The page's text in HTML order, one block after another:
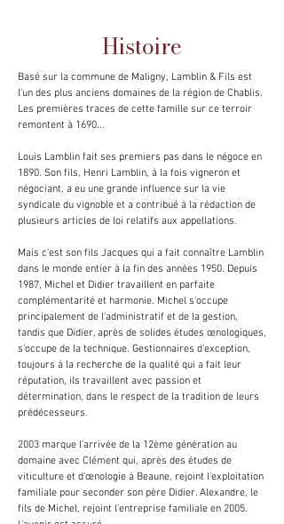
Histoire
Basé sur la commune de Maligny, Lamblin & Fils est
l'un des plus anciens domaines de la région de Chablis.
Les premières traces de cette famille sur ce terroir
remontent à 1690...
Louis Lamblin fait ses premiers pas dans le négoce en
1890. Son fils, Henri Lamblin, à la fois vigneron et
négociant, a eu une grande influence sur la vie
syndicale du vignoble et a contribué à la rédaction de
plusieurs articles de loi relatifs aux appellations.
Mais c'est son fils Jacques qui a fait connaître Lamblin
dans le monde entier à la fin des années 1950. Depuis
1987, Michel et Didier travaillent en parfaite
complémentarité et harmonie. Michel s'occupe
principalement de l'administratif et de la gestion,
tandis que Didier, après de solides études œnologiques,
s'occupe de la technique. Gestionnaires d'exception,
toujours à la recherche de la qualité qui a fait leur
réputation, ils travaillent avec passion et
détermination, dans le respect de la tradition de leurs
prédécesseurs.
2003 marque l'arrivée de la 12ème génération au
domaine avec Clément qui, après des études de
viticulture et d'œnologie à Beaune, rejoint l'exploitation
familiale pour seconder son père Didier. Alexandre, le
fils de Michel, rejoint l'entreprise familiale en 2005.